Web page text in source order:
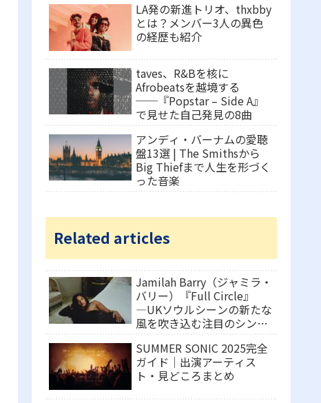
LA発の新進トリオ、thxbby
とは？メンバー3人の異色
の経歴も紹介
taves、R&Bを核に
Afrobeatsを越境する
──『Popstar – Side A』
で見せた自己発見の8曲
アンディ・バーナムの愛聴
盤13選 | The Smithsから
Big Thiefまで人生を形づく
った音楽
Related articles
Jamilah Barry（ジャミラ・
バリー）『Full Circle』
―UKソウルシーンの新たな
風を吹き込む注目のシンガ
SUMMER SONIC 2025完全
ガイド｜出演アーティス
ト・見どころまとめ